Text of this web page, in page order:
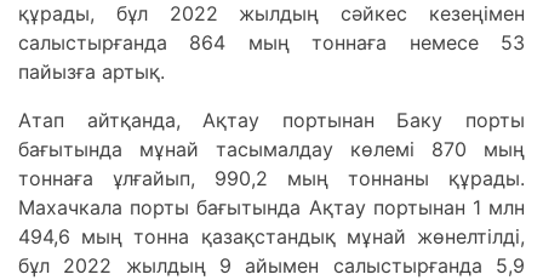
құрады, бұл 2022 жылдың сәйкес кезеңімен
салыстырғанда 864 мың тоннаға немесе 53
пайызға артық.
Атап айтқанда, Ақтау портынан Баку порты
бағытында мұнай тасымалдау көлемі 870 мың
тоннаға ұлғайып, 990,2 мың тоннаны құрады.
Махачкала порты бағытында Ақтау портынан 1 млн
494,6 мың тонна қазақстандық мұнай жөнелтілді,
бұл 2022 жылдың 9 айымен салыстырғанда 5,9